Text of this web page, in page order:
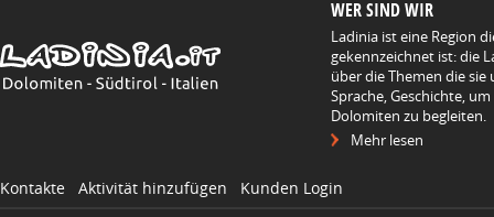
WER SIND WIR
Ladinia ist eine Region
gekennzeichnet ist: die
über die Themen die
Sprache, Geschichte,
Dolomiten zu begleiten.
Mehr lesen
Kontakte Aktivität hinzufügen Kunden Login